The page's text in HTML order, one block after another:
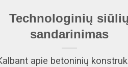
Technologinių siūlių
sandarinimas
apie betoninių